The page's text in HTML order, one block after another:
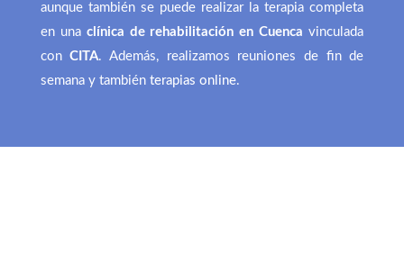
aunque también se puede realizar la terapia completa
en una clínica de rehabilitación en Cuenca vinculada
conCITA. Además, realizamos reuniones de fin de
semana y tambiénterapias online.